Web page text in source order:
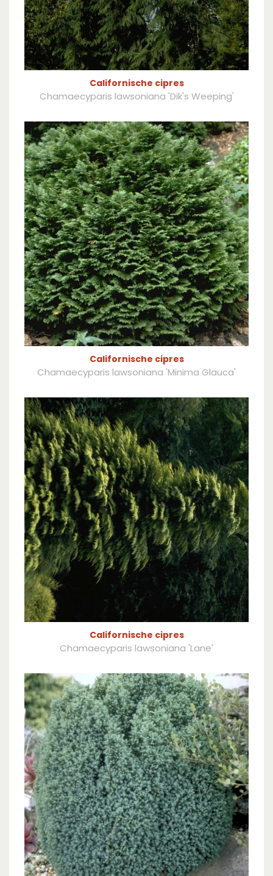
Californische cipres
Chamaecyparis lawsoniana 'Dik's Weeping'
Californische cipres
Chamaecyparis lawsoniana 'Minima Glauca'
Californische cipres
Chamaecyparis lawsoniana 'Lane'